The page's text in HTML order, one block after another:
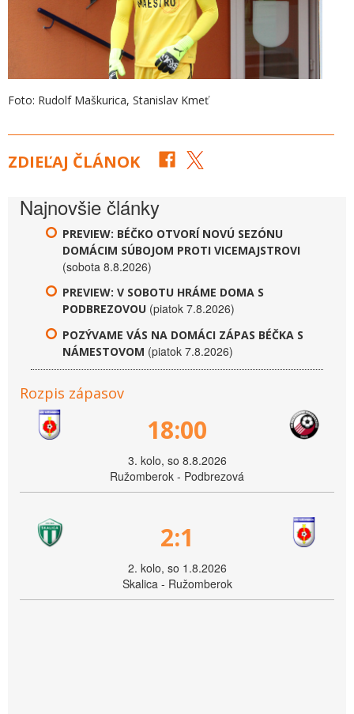
Foto: Rudolf Maškurica, Stanislav Kmeť
ZDIEĽAJ ČLÁNOK
Najnovšie články
PREVIEW: BÉČKO OTVORÍ NOVÚ SEZÓNU
DOMÁCIM SÚBOJOM PROTI VICEMAJSTROVI
(sobota 8.8.2026)
PREVIEW: V SOBOTU HRÁME DOMA S
PODBREZOVOU (piatok 7.8.2026)
POZÝVAME VÁS NA DOMÁCI ZÁPAS BÉČKA S
NÁMESTOVOM (piatok 7.8.2026)
Rozpis zápasov
18:00
3. kolo, so 8.8.2026
Ružomberok - Podbrezová
2:1
2. kolo, so 1.8.2026
Skalica - Ružomberok